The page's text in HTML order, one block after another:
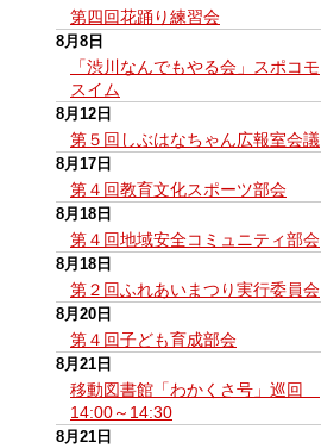
第四回花踊り練習会
8月8日
「渋川なんでもやる会」スポコモ
スイム
8月12日
第５回しぶはなちゃん広報室会議
8月17日
第４回教育文化スポーツ部会
8月18日
第４回地域安全コミュニティ部会
8月18日
第２回ふれあいまつり実行委員会
8月20日
第４回子ども育成部会
8月21日
移動図書館「わかくさ号」巡回
14:00～14:30
8月21日